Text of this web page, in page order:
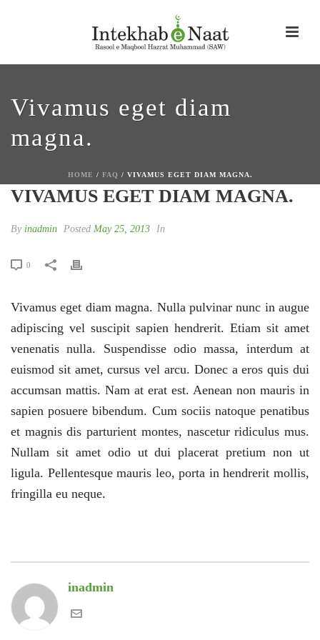
Vivamus eget diam
magna.
HOME / FAQ / VIVAMUS EGET DIAM MAGNA.
VIVAMUS EGET DIAM MAGNA.
By inadmin Posted May 25, 2013 In
0
Vivamus eget diam magna. Nulla pulvinar nunc in augue
adipiscing vel suscipit sapien hendrerit. Etiam sit amet
venenatis nulla. Suspendisse odio massa, interdum at
euismod sit amet, cursus vel arcu. Donec a eros quis dui
accumsan mattis. Nam at erat est. Aenean non mauris in
sapien posuere bibendum. Cum sociis natoque penatibus
et magnis dis parturient montes, nascetur ridiculus mus.
Nullam sit amet odio ut dui placerat pretium non ut
ligula. Pellentesque mauris leo, porta in hendrerit mollis,
fringilla eu neque.
inadmin